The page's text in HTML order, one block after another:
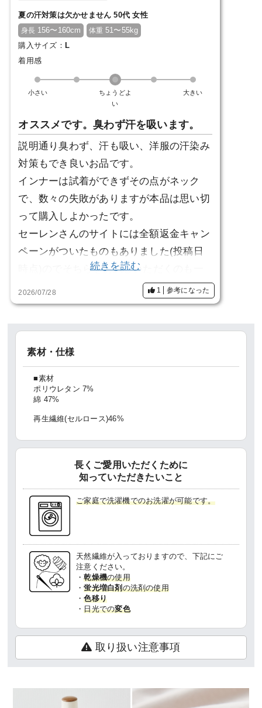
夏の汗対策は欠かせません 50代 女性
身長 156〜160cm 体重 51〜55kg
購入サイズ： L
着用感
小さい
ちょうどよ
い
大きい
オススメです。臭わず汗を吸います。
説明通り臭わず、汗も吸い、洋服の汗染み
対策もでき良いお品です。
インナーは試着ができずその点がネック
で、数々の失敗がありますが本品は思い切
って購入しよかったです。
セーレンさんのサイトには全額返金キャン
ペーンがついたものもありました(投稿日
時点)のでそちらをお試しいただくのも一
生地が厚くそこがマイナス1。楽天にクー
続きを読む
2026/07/28 1 参考になった
素材・仕様
■素材
ポリウレタン 7%
綿 47%
再生繊維(セルロース)46%
長くご愛用いただくために
知っていただきたいこと
ご家庭で洗濯機でのお洗濯が可能です。
天然繊維が入っておりますので、下記にご
注意ください。
・乾燥機の使用
・蛍光増白剤の洗剤の使用
・色移り
・日光での変色
取り扱い注意事項